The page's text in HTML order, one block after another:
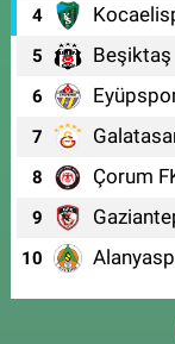
4
5 Beşiktaş
6
7
8 Çorum
9
10